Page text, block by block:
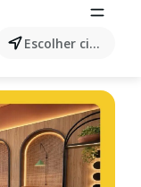
Escolher cidade